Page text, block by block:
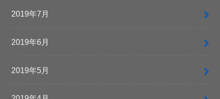
2019年7月
2019年6月
2019年5月